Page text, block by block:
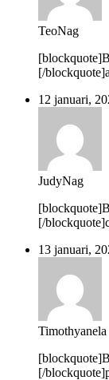
TeoNag
[/
12 januari,
JudyNag
[/
13 januari,
Timothyanela
[/